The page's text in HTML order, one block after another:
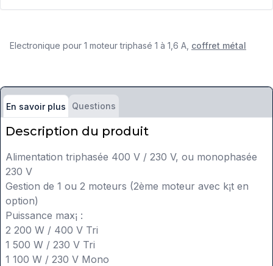
Electronique pour 1 moteur triphasé 1 à 1,6 A, coffret métal
En savoir plus Questions
Description du produit
Alimentation triphasée 400 V / 230 V, ou monophasée
230 V
Gestion de 1 ou 2 moteurs (2ème moteur avec k¡t en
option)
Puissance max¡ :
2 200 W / 400 V Tri
1 500 W / 230 V Tri
1 100 W / 230 V Mono